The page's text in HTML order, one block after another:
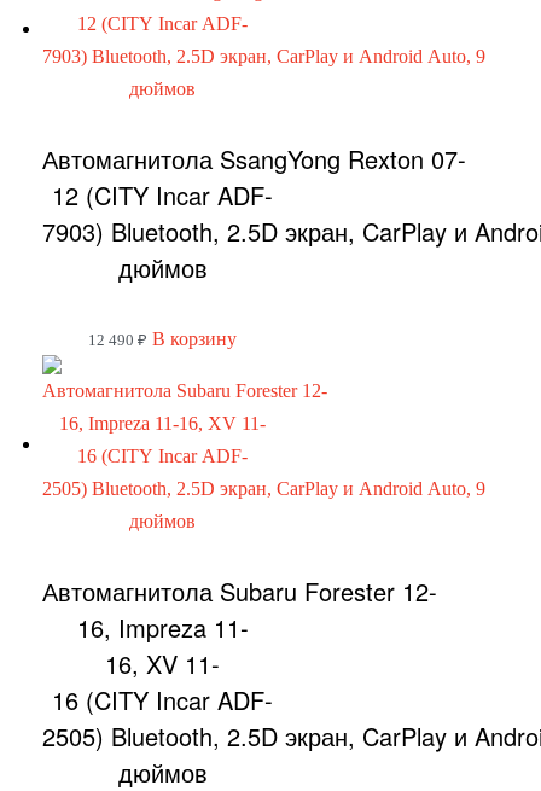
Автомагнитола SsangYong Rexton 07-
12 (CITY Incar ADF-
7903) Bluetooth, 2.5D экран, CarPlay и
дюймов
12 490 ₽ В корзину
Автомагнитола Subaru Forester 12-
16, Impreza 11-
16, XV 11-
16 (CITY Incar ADF-
2505) Bluetooth, 2.5D экран, CarPlay и
дюймов